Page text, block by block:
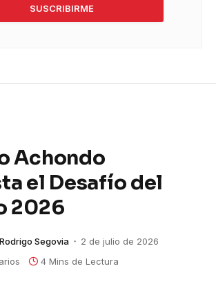
SUSCRIBIRME
Achondo
el Desafío del
2026
Rodrigo Segovia
2 de julio de 2026
4 Mins de Lectura